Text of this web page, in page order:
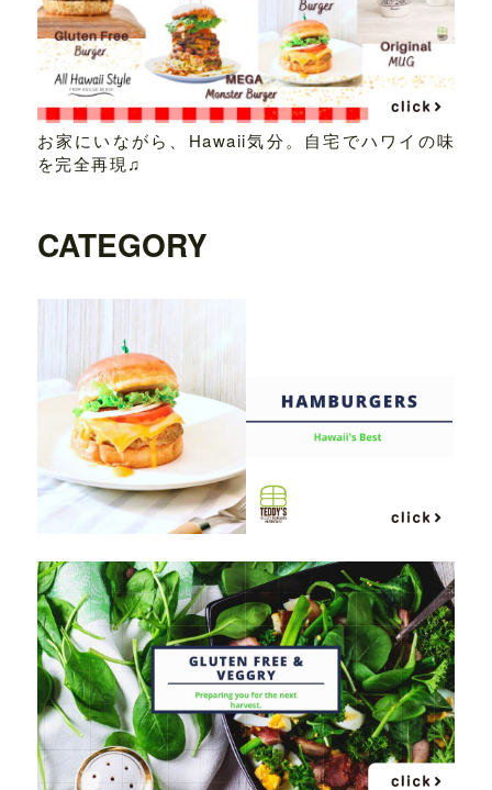
お家にいながら、Hawaii気分。自宅でハワイの味
を完全再現♫
CATEGORY